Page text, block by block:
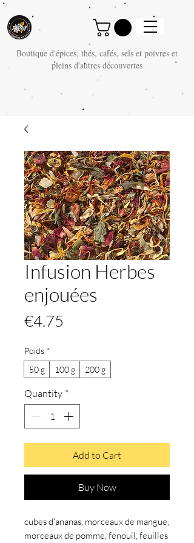
Boutique d'épices, thés, cafés, sels et poivres et
pleins d'autres découvertes
Infusion Herbes
enjouées
€4.75
Poids *
50 g
100 g 200 g
Quantity *
Add to Cart
Buy Now
cubes d'ananas, morceaux de mangue,
morceaux de pomme, fenouil, feuilles